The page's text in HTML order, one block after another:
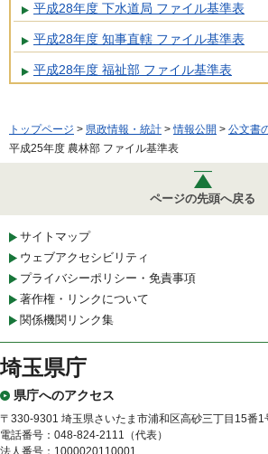
平成28年度 下水道局 ファイル基準表
平成28年度 知事直轄 ファイル基準表
平成28年度 福祉部 ファイル基準表
トップページ > 県政情報・統計 >情報公開 > 公文書
平成25年度 農林部 ファイル基準表
ページの先頭へ戻る
サイトマップ
ウェブアクセシビリティ
プライバシーポリシー・免責事項
著作権・リンクについて
関係機関リンク集
埼玉県庁
県庁へのアクセス
〒330-9301 埼玉県さいたま市浦和区高砂三丁目15番1
電話番号：048-824-2111（代表）